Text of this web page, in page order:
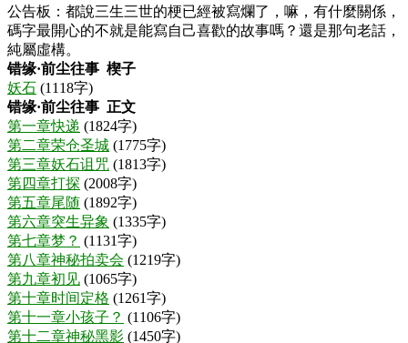
公告板：都說三生三世的梗已經被寫爛了，嘛，有什麼關係，
碼字最開心的不就是能寫自己喜歡的故事嗎？還是那句老話，
純屬虛構。
错缘·前尘往事 楔子
妖石 (1118字)
错缘·前尘往事 正文
第一章快递 (1824字)
第二章荣仓圣城 (1775字)
第三章妖石诅咒 (1813字)
第四章打探 (2008字)
第五章尾随 (1892字)
第六章突生异象 (1335字)
第七章梦？ (1131字)
第八章神秘拍卖会 (1219字)
第九章初见 (1065字)
第十章时间定格 (1261字)
第十一章小孩子？ (1106字)
第十二章神秘黑影 (1450字)